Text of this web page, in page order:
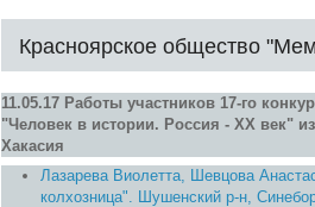
Красноярское общество
11.05.17 Работы участников 17-го
"Человек в истории. Россия - ХХ век"
Хакасия
Лазарева Виолетта, Шевцова
колхозница". Шушенский р-н,